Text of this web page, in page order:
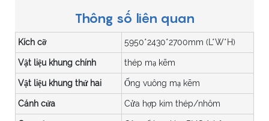
Thông số liên quan
Kích cỡ 5950*2430*2700mm (L*W*H)
Vật liệu khung chính thép mạ kẽm
Vật liệu khung thứ hai Ống vuông mạ kẽm
Cánh cửa Cửa hợp kim thép/nhôm